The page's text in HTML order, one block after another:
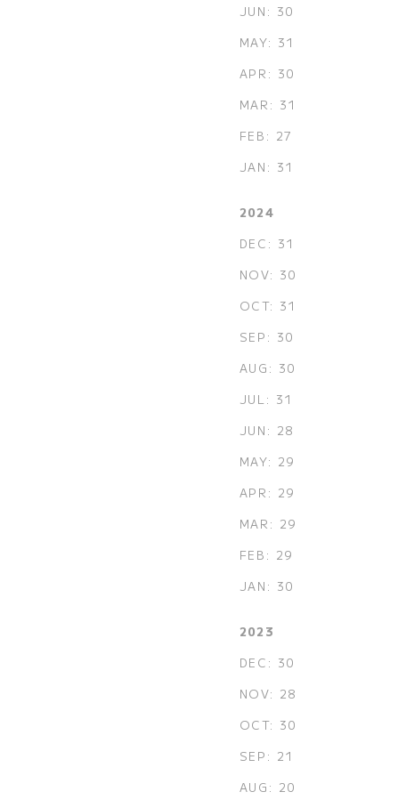
JUN: 30
MAY: 31
APR: 30
MAR: 31
FEB: 27
JAN: 31
2024
DEC: 31
NOV: 30
OCT: 31
SEP: 30
AUG: 30
JUL: 31
JUN: 28
MAY: 29
APR: 29
MAR: 29
FEB: 29
JAN: 30
2023
DEC: 30
NOV: 28
OCT: 30
SEP: 21
AUG: 20